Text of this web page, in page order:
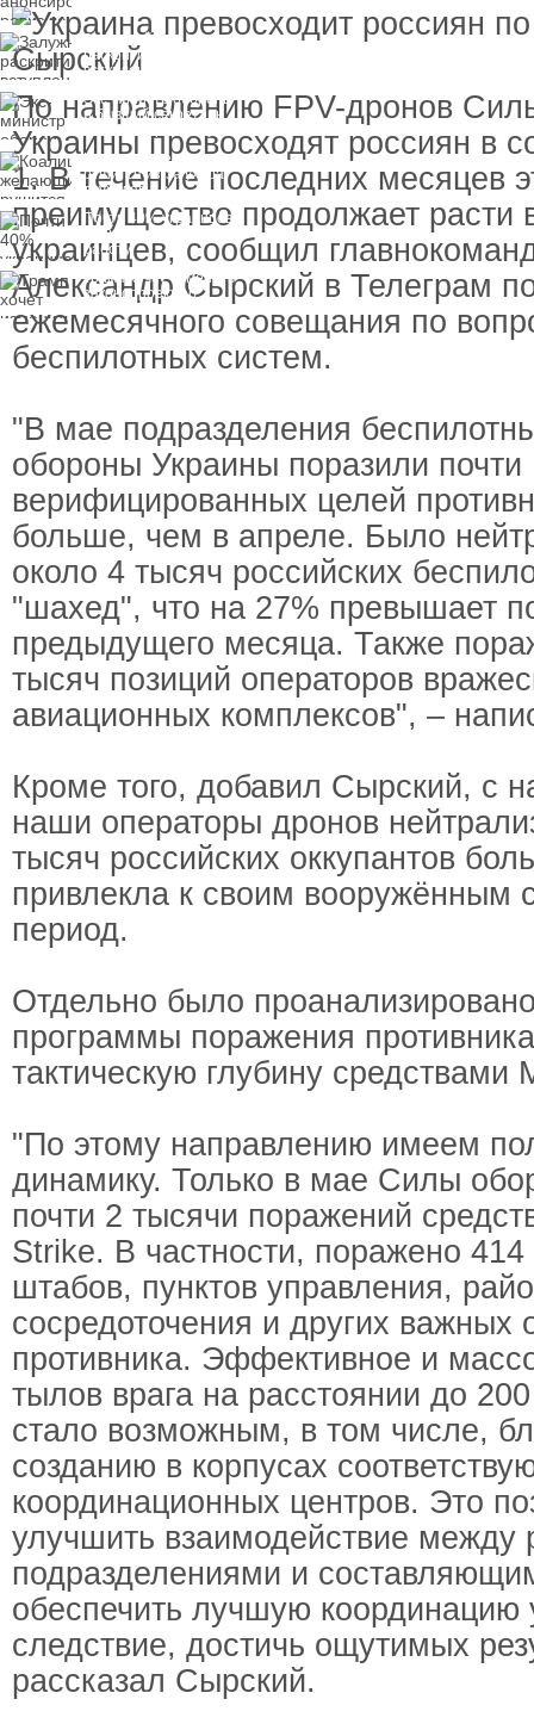
Залужный
раскритиковал
вступление Украины в
другие варианты
Экс-министр обороны
и бывший секретарь
СНБО Умеров получил
новую "вкусную"
Коалиция желающих
рушится из-за ухода
двух главных
сторонников Украины
Почти 40% украинцев
планируют сменить
работу
Трамп хочет изменить
законопроект об
"адских санкциях"
против России
По направлению FPV-дронов
Украины превосходят россиян в
1. В течение последних месяцев
преимущество продолжает расти
украинцев, сообщил
Александр Сырский в Телеграм
ежемесячного совещания по
беспилотных систем.
"В мае подразделения
обороны Украины поразили почти
верифицированных целей
больше, чем в апреле. Было
около 4 тысяч российских
"шахед", что на 27% превышает
предыдущего месяца. Также
тысяч позиций операторов
авиационных комплексов", –
Кроме того, добавил Сырский, с
наши операторы дронов
тысяч российских оккупантов
привлекла к своим вооружённым
период.
Отдельно было
программы поражения
тактическую глубину средствами
"По этому направлению имеем
динамику. Только в мае Силы
почти 2 тысячи поражений
Strike. В частности, поражено 414
штабов, пунктов управления,
сосредоточения и других важных
противника. Эффективное и
тылов врага на расстоянии до
стало возможным, в том числе,
созданию в корпусах
координационных центров. Это
улучшить взаимодействие между
подразделениями и
обеспечить лучшую координацию
следствие, достичь ощутимых
рассказал Сырский.